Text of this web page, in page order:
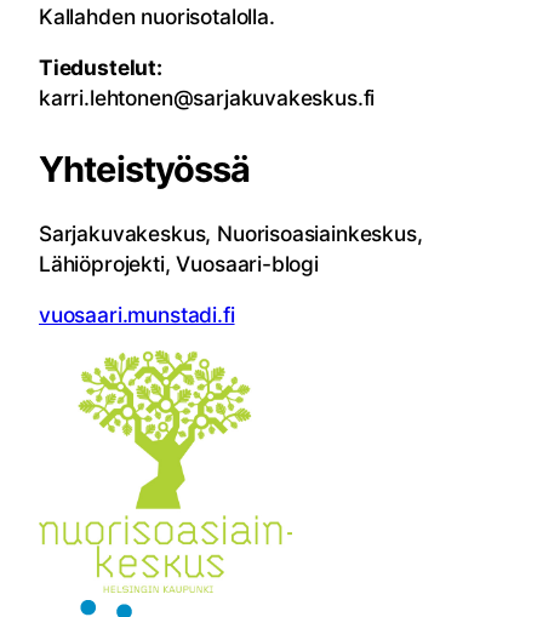
Kallahden nuorisotalolla.
Tiedustelut:
karri.lehtonen@sarjakuvakeskus.fi
Yhteistyössä
Sarjakuvakeskus, Nuorisoasiainkeskus,
Lähiöprojekti, Vuosaari-blogi
vuosaari.munstadi.fi